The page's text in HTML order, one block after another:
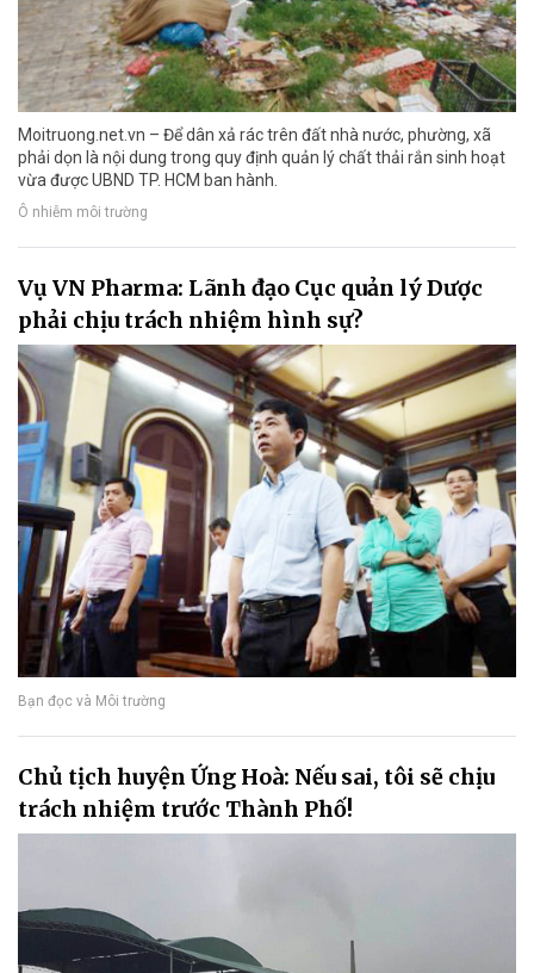
Moitruong.net.vn – Để dân xả rác trên đất nhà nước, phường, xã
phải dọn là nội dung trong quy định quản lý chất thải rắn sinh hoạt
vừa được UBND TP. HCM ban hành.
Ô nhiễm môi trường
Vụ VN Pharma: Lãnh đạo Cục quản lý Dược
phải chịu trách nhiệm hình sự?
Bạn đọc và Môi trường
Chủ tịch huyện Ứng Hoà: Nếu sai, tôi sẽ chịu
trách nhiệm trước Thành Phố!